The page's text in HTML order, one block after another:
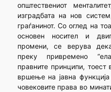
општествениот
изградбата на нов
граѓанинот. Со оглед на
основен носител и
промени, се верува
преку привремено
правните принципи,
вршење на јавна
човековите права во